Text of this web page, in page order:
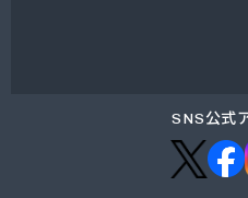
SNS公式